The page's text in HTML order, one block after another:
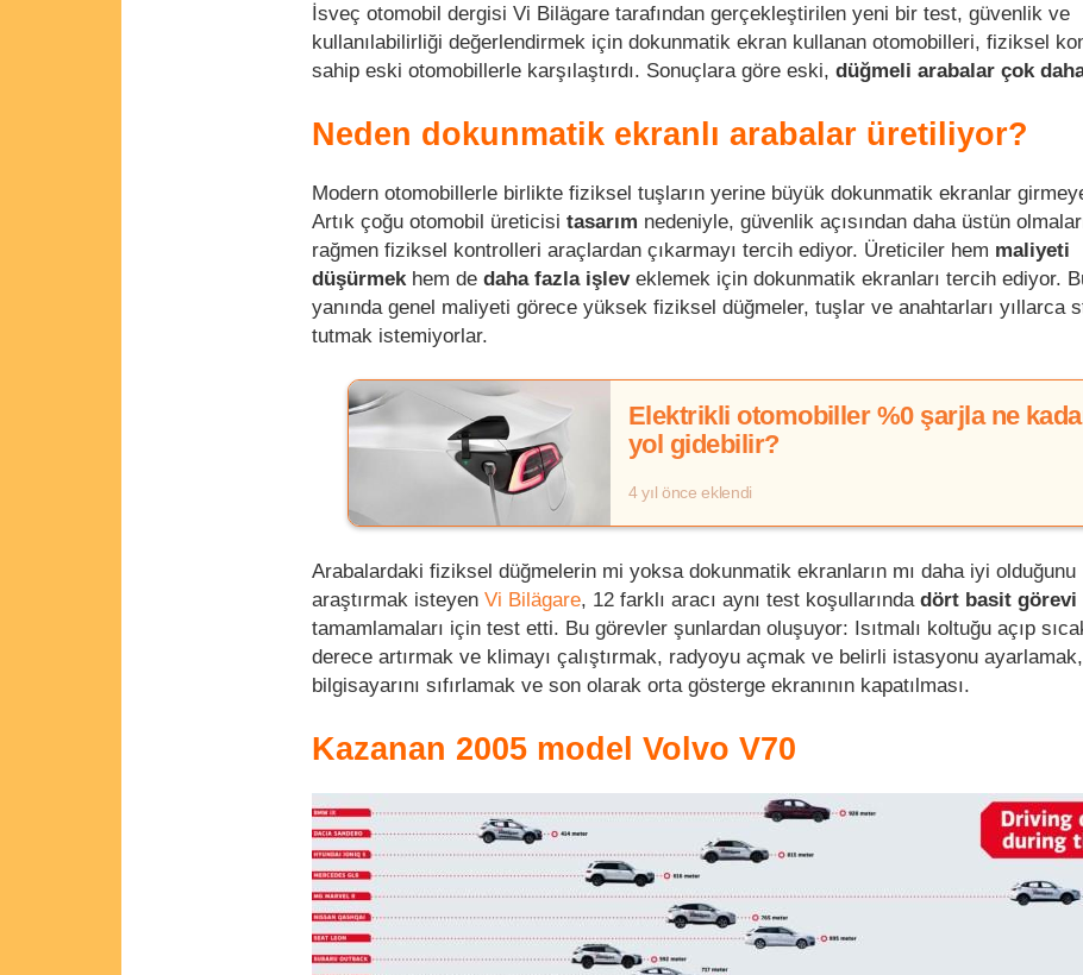
İsveç otomobil dergisi Vi Bilägare tarafından gerçekleştirilen yeni bir test, güvenlik ve
kullanılabilirliği değerlendirmek için dokunmatik ekran kullanan otomobilleri, fiziksel
sahip eski otomobillerle karşılaştırdı. Sonuçlara göre eski, düğmeli arabalar çok
Neden dokunmatik ekranlı arabalar üretiliyor?
Modern otomobillerle birlikte fiziksel tuşların yerine büyük dokunmatik ekranlar
Artık çoğu otomobil üreticisi tasarım nedeniyle, güvenlik açısından daha üstün
rağmen fiziksel kontrolleri araçlardan çıkarmayı tercih ediyor. Üreticiler hem maliyeti
düşürmekhem de daha fazla işlev eklemek için dokunmatik ekranları tercih ediyor.
yanında genel maliyeti görece yüksek fiziksel düğmeler, tuşlar ve anahtarları yıllarca
tutmak istemiyorlar.
Elektrikli otomobiller %0 şarjla ne
yol gidebilir?
4 yıl önce eklendi
Arabalardaki fiziksel düğmelerin mi yoksa dokunmatik ekranların mı daha iyi olduğunu
araştırmak isteyen Vi Bilägare, 12 farklı aracı aynı test koşullarında dört basit görevi
tamamlamaları için test etti. Bu görevler şunlardan oluşuyor: Isıtmalı koltuğu açıp
derece artırmak ve klimayı çalıştırmak, radyoyu açmak ve belirli istasyonu
bilgisayarını sıfırlamak ve son olarak orta gösterge ekranının kapatılması.
Kazanan 2005 model Volvo V70